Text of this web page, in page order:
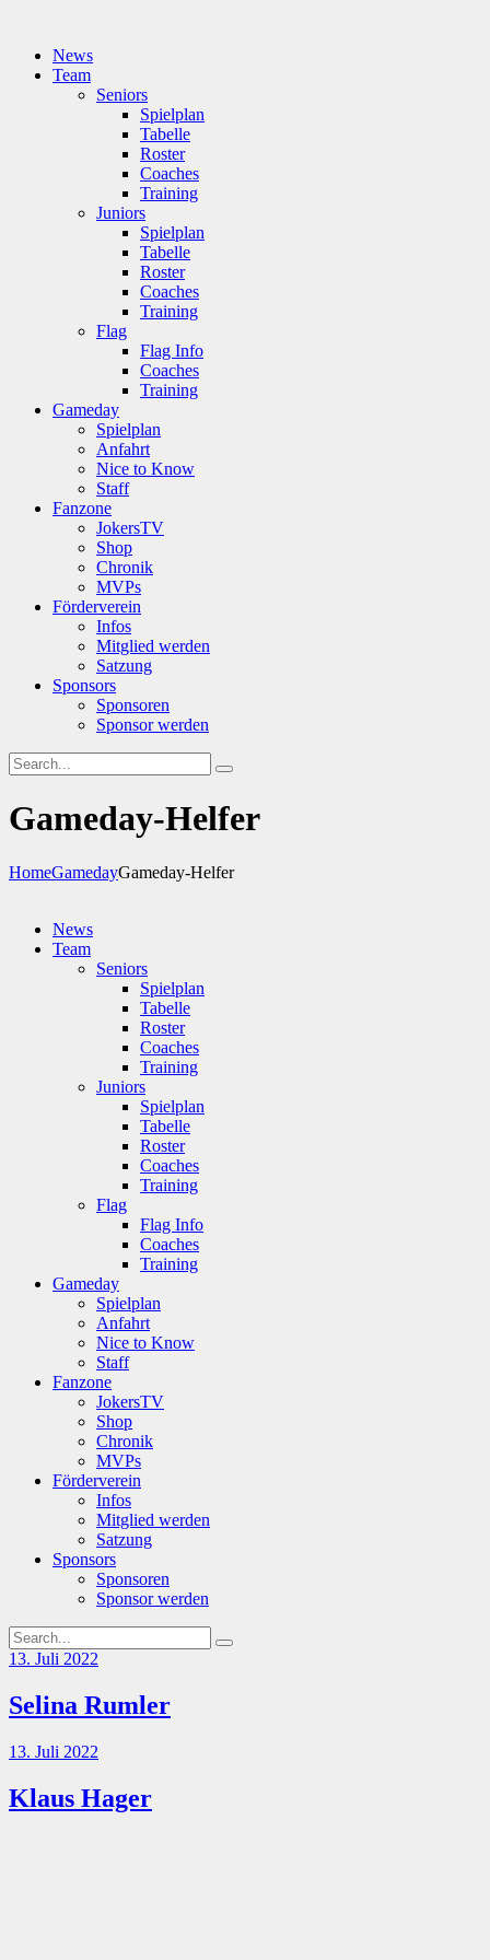
News
Team
Seniors
Spielplan
Tabelle
Roster
Coaches
Training
Juniors
Spielplan
Tabelle
Roster
Coaches
Training
Flag
Flag Info
Coaches
Training
Gameday
Spielplan
Anfahrt
Nice to Know
Staff
Fanzone
JokersTV
Shop
Chronik
MVPs
Förderverein
Infos
Mitglied werden
Satzung
Sponsors
Sponsoren
Sponsor werden
Gameday-Helfer
HomeGamedayGameday-Helfer
News
Team
Seniors
Spielplan
Tabelle
Roster
Coaches
Training
Juniors
Spielplan
Tabelle
Roster
Coaches
Training
Flag
Flag Info
Coaches
Training
Gameday
Spielplan
Anfahrt
Nice to Know
Staff
Fanzone
JokersTV
Shop
Chronik
MVPs
Förderverein
Infos
Mitglied werden
Satzung
Sponsors
Sponsoren
Sponsor werden
13. Juli 2022
Selina Rumler
13. Juli 2022
Klaus Hager